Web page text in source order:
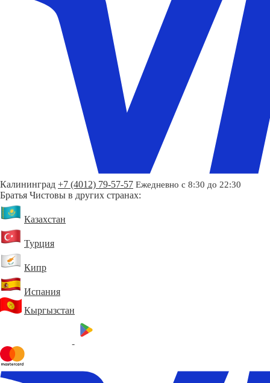
Калининград +7 (4012) 79-57-57 Ежедневно с 8:30 до 22:30
Братья Чистовы в других странах:
Казахстан
Турция
Кипр
Испания
Кыргызстан